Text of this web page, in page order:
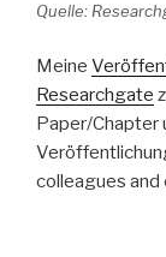
Quelle:
Meine
Researchgate
Paper/Chapter
colleagues and